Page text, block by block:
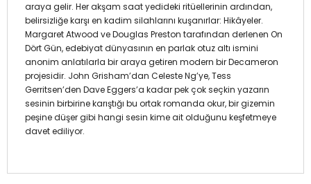
araya gelir. Her akşam saat yedideki ritüellerinin ardından,
belirsizliğe karşı en kadim silahlarını kuşanırlar: Hikâyeler.
Margaret Atwood ve Douglas Preston tarafından derlenen On
Dört Gün, edebiyat dünyasının en parlak otuz altı ismini
anonim anlatılarla bir araya getiren modern bir Decameron
projesidir. John Grisham’dan Celeste Ng’ye, Tess
Gerritsen’den Dave Eggers’a kadar pek çok seçkin yazarın
sesinin birbirine karıştığı bu ortak romanda okur, bir gizemin
peşine düşer gibi hangi sesin kime ait olduğunu keşfetmeye
davet ediliyor.